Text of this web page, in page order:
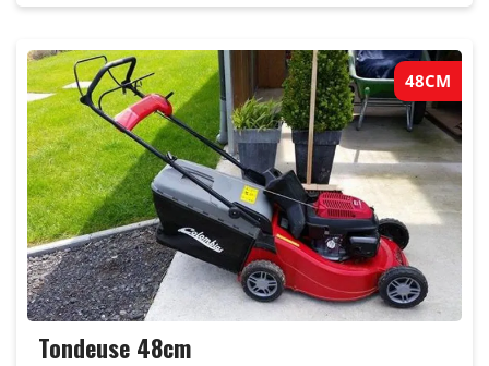
48CM
Tondeuse 48cm